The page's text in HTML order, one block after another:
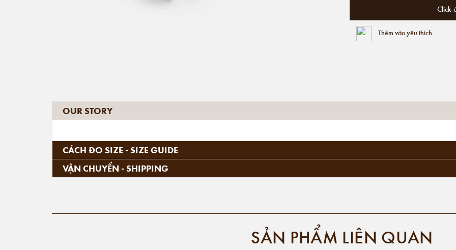
Click
Thêm vào yêu thích
OUR STORY
CÁCH ĐO SIZE - SIZE GUIDE
VẬN CHUYỂN - SHIPPING
SẢN PHẨM LIÊN QUAN